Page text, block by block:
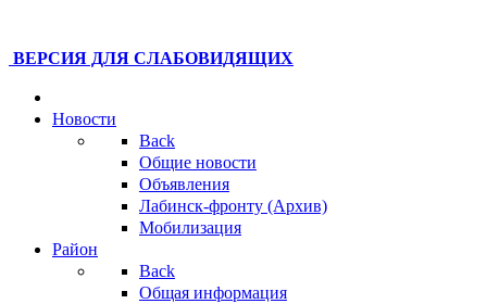
ВЕРСИЯ ДЛЯ СЛАБОВИДЯЩИХ
Новости
Back
Общие новости
Объявления
Лабинск-фронту (Архив)
Мобилизация
Район
Back
Общая информация